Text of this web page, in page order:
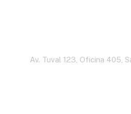
Av. Tuval 123, Oficina 405,